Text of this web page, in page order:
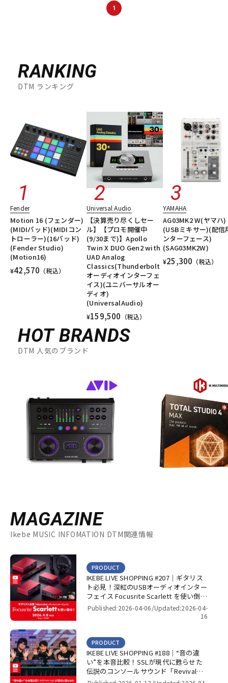
中古
1
RANKING
DTM ランキング
Fender
Motion 16 (フェンダー)
(MIDIパッド)(MIDIコン
トローラー)(16パッド)
(Fender Studio)
(Motion16)
¥42,570 （税込）
Universal Audio
【決算売り尽くしセー
ル】【プロモ開催中
(9/30まで)】Apollo
Twin X DUO Gen2 with
UAD Analog
Classics(Thunderbolt
オーディオインターフェ
イス)(ユニバーサルオー
ディオ)
(UniversalAudio)
¥159,500 （税込）
YAMAHA
AG03MK2 W(ヤマハ)
(USBミキサー)(配信
ンターフェース)
(SAG03MK2W)
¥25,300 （税込）
HOT BRANDS
DTM 人気のブランド
MAGAZINE
Ikebe MUSIC INFOMATION DTM関連情報
IKEBE LIVE SHOPPING #207｜ギタリス
ト必見！深紅のUSBオーディオインター
フェイス Focusrite Scarlett を使い倒
せ！【presented by パワーレック】
PRODUCT
Published:2026-04-06/Updated:2026-04-
16
IKEBE LIVE SHOPPING #188｜“音の違
い”を本音比較！SSLが現代に甦らせた
伝説のコンソールサウンド「Revival
4000」＆「Super 9000」【presented
PRODUCT